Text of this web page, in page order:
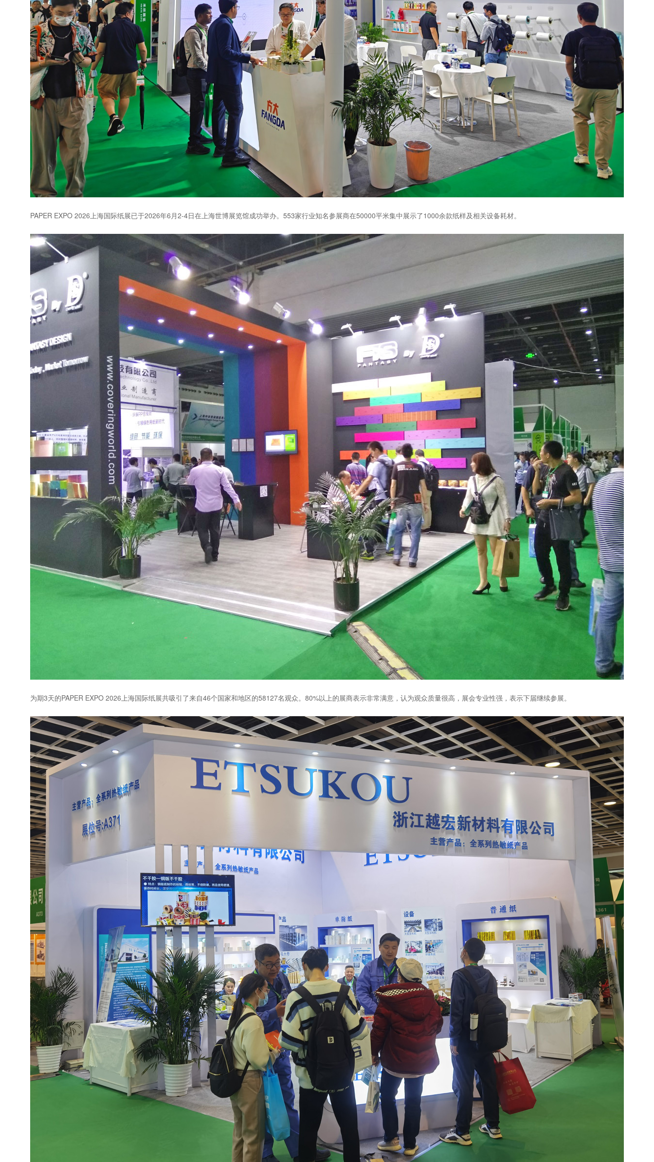
PAPER EXPO 2026上海国际纸展已于2026年6月2-4日在上海世博展览馆成功举办。553家行业知名参展商在50000平米集中展示了1000余款纸样及相关设备耗材。
为期3天的PAPER EXPO 2026上海国际纸展共吸引了来自46个国家和地区的58127名观众。80%以上的展商表示非常满意，认为观众质量很高，展会专业性强，表示下届继续参展。